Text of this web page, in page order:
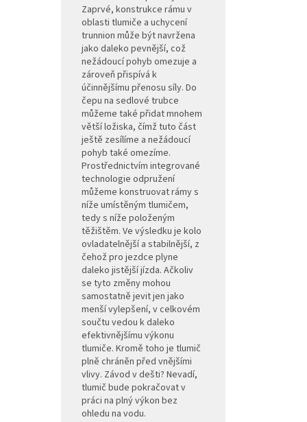
Zaprvé, konstrukce rámu v
oblasti tlumiče a uchycení
trunnion může být navržena
jako daleko pevnější, což
nežádoucí pohyb omezuje a
zároveň přispívá k
účinnějšímu přenosu síly. Do
čepu na sedlové trubce
můžeme také přidat mnohem
větší ložiska, čímž tuto část
ještě zesílíme a nežádoucí
pohyb také omezíme.
Prostřednictvím integrované
technologie odpružení
můžeme konstruovat rámy s
níže umístěným tlumičem,
tedy s níže položeným
těžištěm. Ve výsledku je kolo
ovladatelnější a stabilnější, z
čehož pro jezdce plyne
daleko jistější jízda. Ačkoliv
se tyto změny mohou
samostatně jevit jen jako
menší vylepšení, v celkovém
součtu vedou k daleko
efektivnějšímu výkonu
tlumiče. Kromě toho je tlumič
plně chráněn před vnějšími
vlivy. Závod v dešti? Nevadí,
tlumič bude pokračovat v
práci na plný výkon bez
ohledu na vodu.